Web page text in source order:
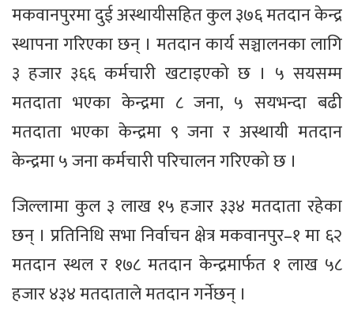
मकवानपुरमा दुई अस्थायीसहित कुल ३७६ मतदान केन्द्र
स्थापना गरिएका छन् । मतदान कार्य सञ्चालनका लागि
३ हजार ३६६ कर्मचारी खटाइएको छ । ५ सयसम्म
मतदाता भएका केन्द्रमा ८ जना, ५ सयभन्दा बढी
मतदाता भएका केन्द्रमा ९ जना र अस्थायी मतदान
केन्द्रमा ५ जना कर्मचारी परिचालन गरिएको छ ।
जिल्लामा कुल ३ लाख १५ हजार ३३४ मतदाता रहेका
छन् । प्रतिनिधि सभा निर्वाचन क्षेत्र मकवानपुर–१ मा ६२
मतदान स्थल र १७८ मतदान केन्द्रमार्फत १ लाख ५८
हजार ४३४ मतदाताले मतदान गर्नेछन् ।